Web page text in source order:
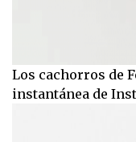
Los cachorros de
instantánea de